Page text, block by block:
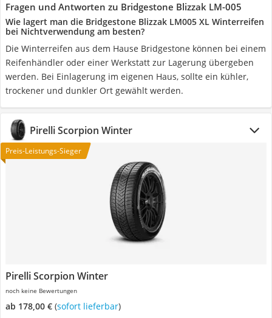
Fragen und Antworten zu Bridgestone Blizzak LM-005
Wie lagert man die Bridgestone Blizzak LM005 XL Winterreifen
bei Nichtverwendung am besten?
Die Winterreifen aus dem Hause Bridgestone können bei einem
Reifenhändler oder einer Werkstatt zur Lagerung übergeben
werden. Bei Einlagerung im eigenen Haus, sollte ein kühler,
trockener und dunkler Ort gewählt werden.
Pirelli Scorpion Winter
Preis-Leistungs-Sieger
Pirelli Scorpion Winter
noch keine Bewertungen
ab 178,00 € ( Sofort lieferbar)